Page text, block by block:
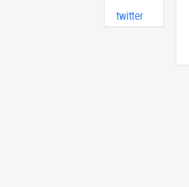
twitter